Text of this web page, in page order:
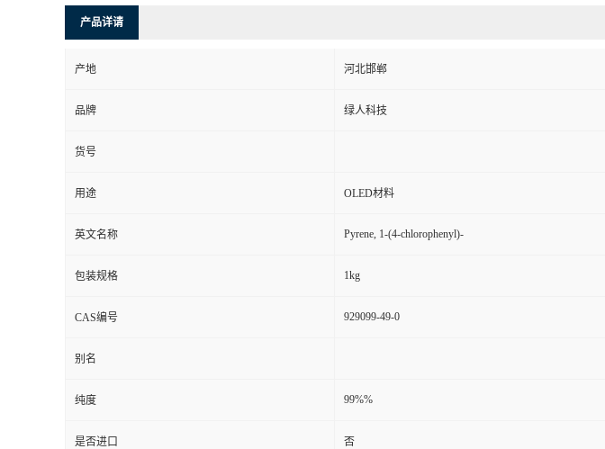
产品详请
产地 河北邯郸
品牌 绿人科技
货号
用途 OLED材料
英文名称 Pyrene, 1-(4-chlorophenyl)-
包装规格 1kg
CAS编号 929099-49-0
别名
纯度 99%%
是否进口 否